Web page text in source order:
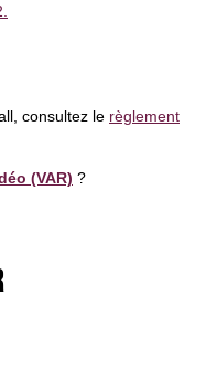
consultez le règlement
(VAR) ?